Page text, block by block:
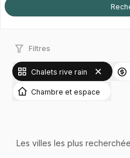
Filtres
Chalets rive rain
Chambre et espace
Les villes les plus